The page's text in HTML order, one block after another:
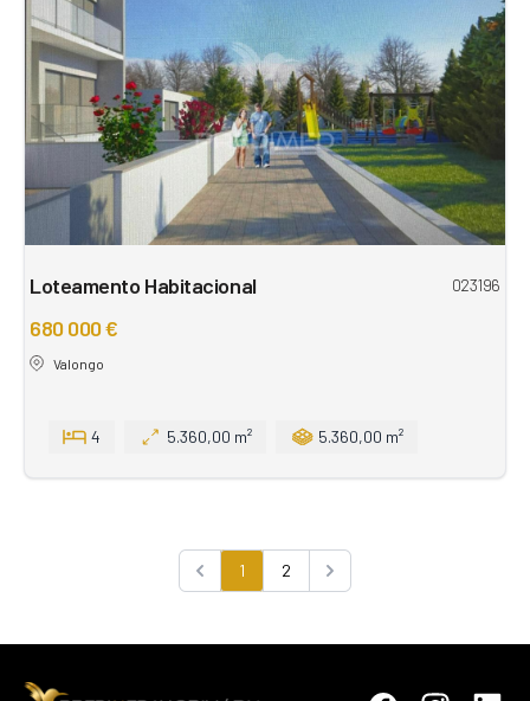
Loteamento Habitacional 023196
680 000 €
Valongo
4 5.360,00 m² 5.360,00 m²
Previous
1 2
Next